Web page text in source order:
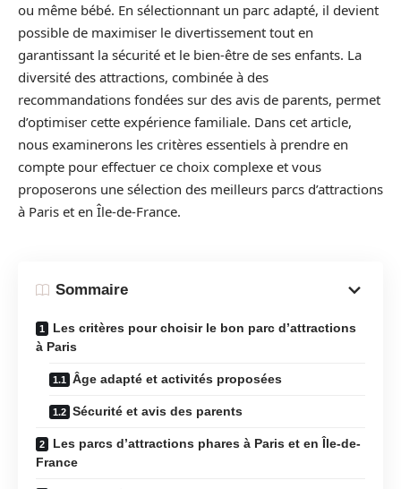
ou même bébé. En sélectionnant un parc adapté, il devient
possible de maximiser le divertissement tout en
garantissant la sécurité et le bien-être de ses enfants. La
diversité des attractions, combinée à des
recommandations fondées sur des avis de parents, permet
d’optimiser cette expérience familiale. Dans cet article,
nous examinerons les critères essentiels à prendre en
compte pour effectuer ce choix complexe et vous
proposerons une sélection des meilleurs parcs d’attractions
à Paris et en Île-de-France.
Sommaire
Les critères pour choisir le bon parc d’attractions
à Paris
Âge adapté et activités proposées
Sécurité et avis des parents
Les parcs d’attractions phares à Paris et en Île-de-
France